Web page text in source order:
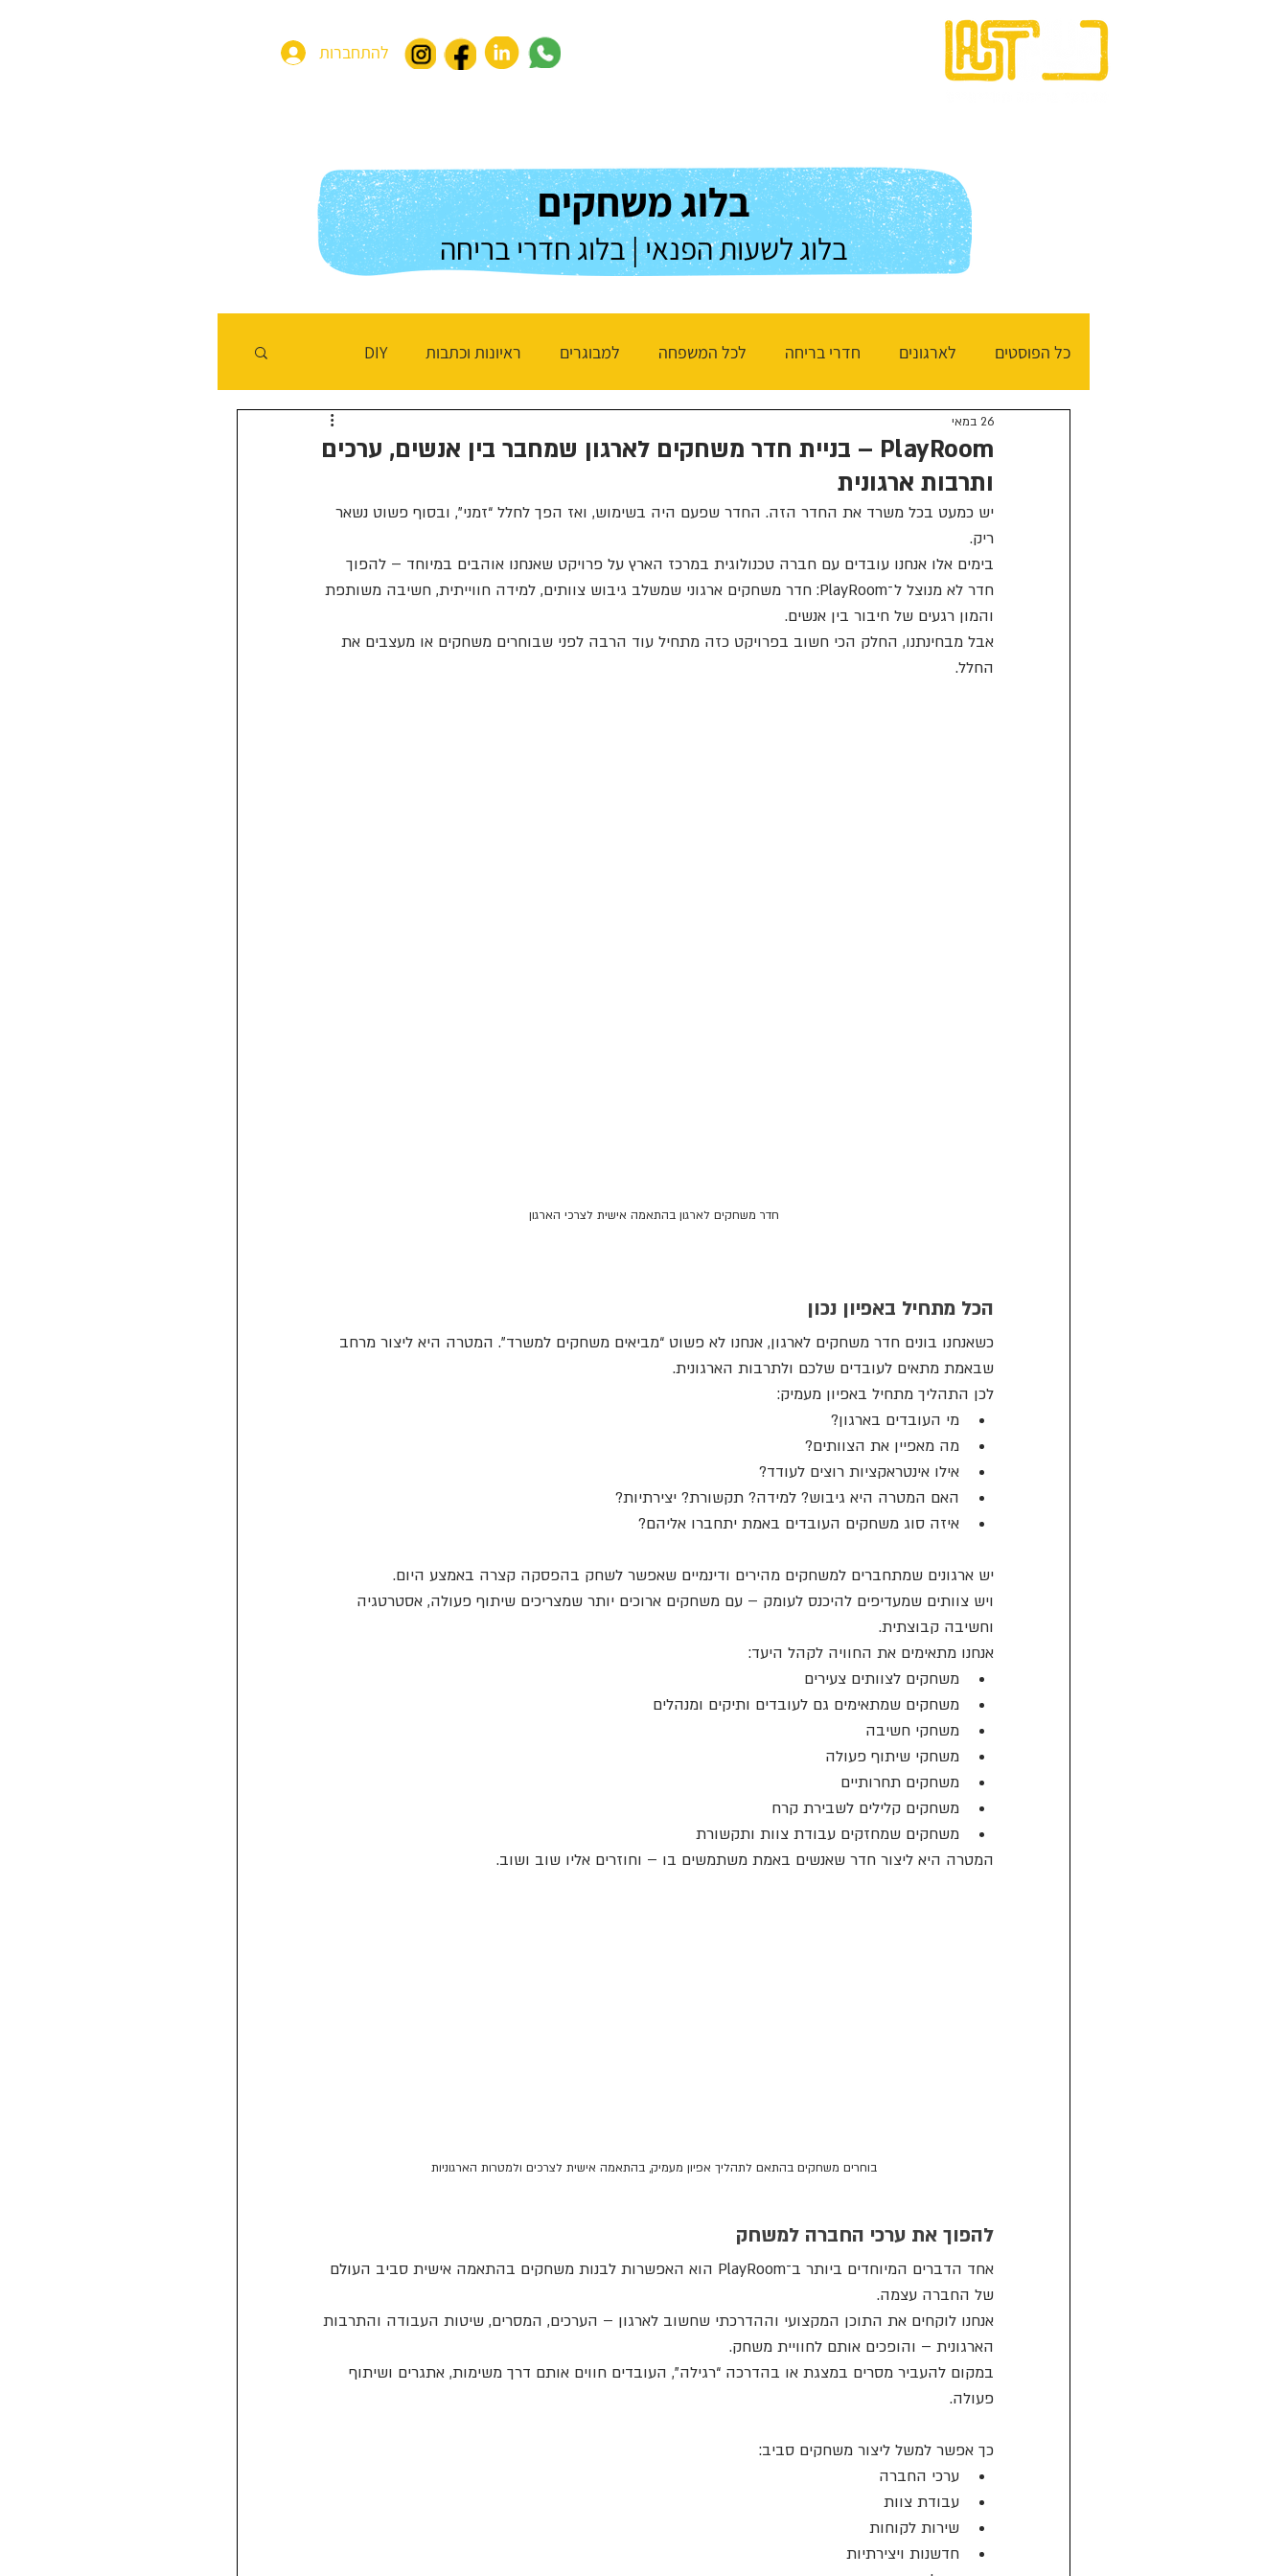
להתחברות
בלוג משחקים
בלוג לשעות הפנאי | בלוג חדרי בריחה
כל הפוסטים לארגונים חדרי בריחה לכל המשפחה למבוגרים ראיונות וכתבות DIY
PlayRoom – בניית חדר משחקים לארגון שמחבר בין אנשים, ערכים
ותרבות ארגונית
26 במאי
יש כמעט בכל משרד את החדר הזה. החדר שפעם היה בשימוש, ואז הפך לחלל “זמני”, ובסוף פשוט נשאר
ריק.
בימים אלו אנחנו עובדים עם חברה טכנולוגית במרכז הארץ על פרויקט שאנחנו אוהבים במיוחד – להפוך
חדר לא מנוצל ל־PlayRoom: חדר משחקים ארגוני שמשלב גיבוש צוותים, למידה חווייתית, חשיבה משותפת
והמון רגעים של חיבור בין אנשים.
אבל מבחינתנו, החלק הכי חשוב בפרויקט כזה מתחיל עוד הרבה לפני שבוחרים משחקים או מעצבים את
החלל.
חדר משחקים לארגון בהתאמה אישית לצרכי הארגון
הכל מתחיל באפיון נכון
כשאנחנו בונים חדר משחקים לארגון, אנחנו לא פשוט “מביאים משחקים למשרד”. המטרה היא ליצור מרחב
שבאמת מתאים לעובדים שלכם ולתרבות הארגונית.
לכן התהליך מתחיל באפיון מעמיק:
מי העובדים בארגון?
מה מאפיין את הצוותים?
אילו אינטראקציות רוצים לעודד?
האם המטרה היא גיבוש? למידה? תקשורת? יצירתיות?
איזה סוג משחקים העובדים באמת יתחברו אליהם?
יש ארגונים שמתחברים למשחקים מהירים ודינמיים שאפשר לשחק בהפסקה קצרה באמצע היום.
ויש צוותים שמעדיפים להיכנס לעומק – עם משחקים ארוכים יותר שמצריכים שיתוף פעולה, אסטרטגיה
וחשיבה קבוצתית.
אנחנו מתאימים את החוויה לקהל היעד:
משחקים לצוותים צעירים
משחקים שמתאימים גם לעובדים ותיקים ומנהלים
משחקי חשיבה
משחקי שיתוף פעולה
משחקים תחרותיים
משחקים קלילים לשבירת קרח
משחקים שמחזקים עבודת צוות ותקשורת
המטרה היא ליצור חדר שאנשים באמת משתמשים בו – וחוזרים אליו שוב ושוב.
בוחרים משחקים בהתאם לתהליך אפיון מעמיק, בהתאמה אישית לצרכים ולמטרות הארגוניות
להפוך את ערכי החברה למשחק
אחד הדברים המיוחדים ביותר ב־PlayRoom הוא האפשרות לבנות משחקים בהתאמה אישית סביב העולם
של החברה עצמה.
אנחנו לוקחים את התוכן המקצועי וההדרכתי שחשוב לארגון – הערכים, המסרים, שיטות העבודה והתרבות
הארגונית – והופכים אותם לחוויית משחק.
במקום להעביר מסרים במצגת או בהדרכה “רגילה”, העובדים חווים אותם דרך משימות, אתגרים ושיתוף
פעולה.
כך אפשר למשל ליצור משחקים סביב:
ערכי החברה
עבודת צוות
שירות לקוחות
חדשנות ויצירתיות